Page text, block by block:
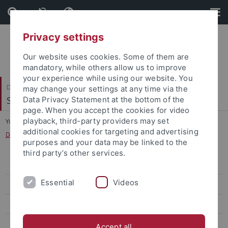
Skip
to
content
Skip
to
footer
Dezernat IV
Studierende
You are here: Startseite
...
Digitalisierung Studierendenmanagement
Studierendenabteilung
Privacy settings
Our website uses cookies. Some of them are
mandatory, while others allow us to improve
your experience while using our website. You
may change your settings at any time via the
Data Privacy Statement at the bottom of the
page. When you accept the cookies for video
playback, third-party providers may set
additional cookies for targeting and advertising
purposes and your data may be linked to the
third party’s other services.
Essential Videos